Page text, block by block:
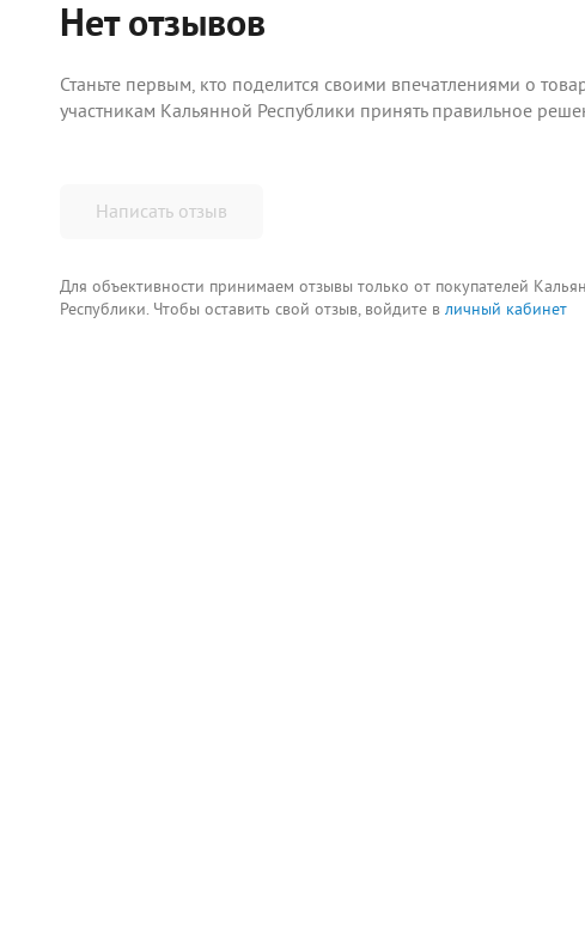
Нет отзывов
Станьте первым, кто поделится своими впечатлениями о
участникам Кальянной Республики принять правильное
Написать отзыв
Для объективности принимаем отзывы только от покупателей
Республики. Чтобы оставить свой отзыв, войдите в личный кабинет